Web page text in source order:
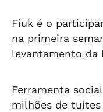
Fiuk é o
na primeira
levantamento da
Ferramenta
milhões de tuítes